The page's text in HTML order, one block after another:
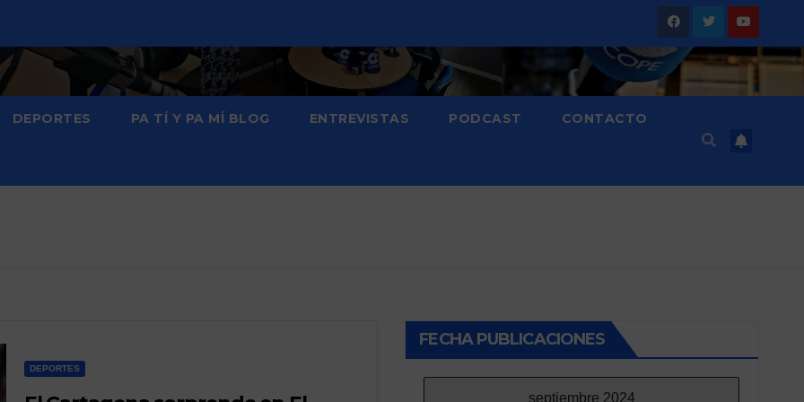
DEPORTES PA TÍ Y PA MÍ BLOG ENTREVISTAS PODCAST CONTACTO
DEPORTES
FECHA PUBLICACIONES
septiembre 2024